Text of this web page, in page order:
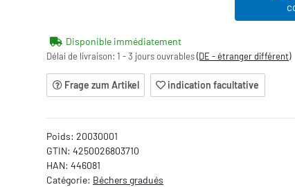
Disponible immédiatement
Délai de livraison: 1 - 3 jours ouvrables(DE - étranger différent)
Frage zum Artikel indication facultative
Poids: 20030001
GTIN: 4250026803710
HAN: 446081
Catégorie: Béchers gradués